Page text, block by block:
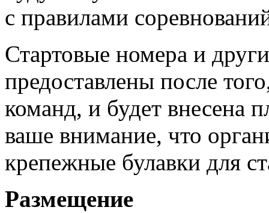
с правилами
Стартовые номера и
предоставлены после
команд, и будет внесена
ваше внимание, что
крепежные булавки для
Размещение